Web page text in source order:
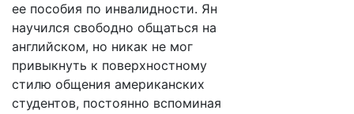
ее пособия по инвалидности. Ян
научился свободно общаться на
английском, но никак не мог
привыкнуть к поверхностному
стилю общения американских
студентов, постоянно вспоминая